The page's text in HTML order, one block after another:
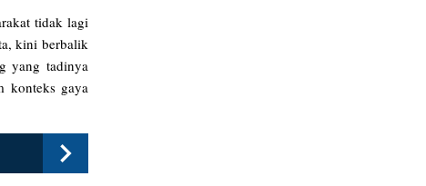
tidak lagi
kini berbalik
yang tadinya
konteks gaya